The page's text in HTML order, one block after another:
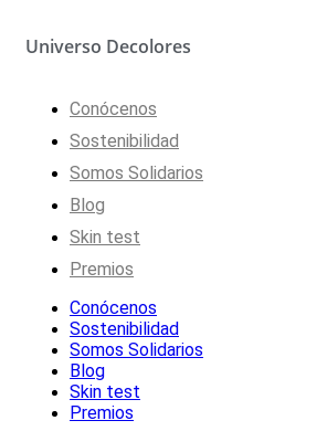
Universo Decolores
Conócenos
Sostenibilidad
Somos Solidarios
Blog
Skin test
Premios
Conócenos
Sostenibilidad
Somos Solidarios
Blog
Skin test
Premios